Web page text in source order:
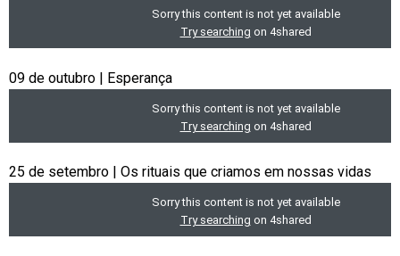
09 de outubro | Esperança
25 de setembro | Os rituais que criamos em nossas vidas